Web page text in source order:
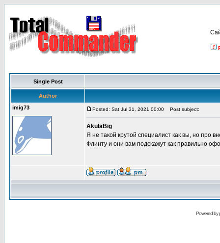
Single Post
Author
imig73
Posted: Sat Jul 31, 2021 00:00 Post subject:
AkulaBig
Я не такой крутой специалист как вы, но про
Флинту и они вам подскажут как правильно
Powered by